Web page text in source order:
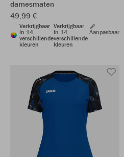
damesmaten
49,99 €
Verkrijgbaar
in 14
verschillende
kleuren
Verkrijgbaar
in 14
verschillende
kleuren
Aanpasbaar